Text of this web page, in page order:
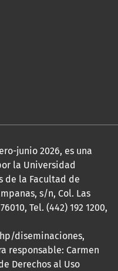
junio 2026, es una
la Universidad
de la Facultad de
s/n, Col. Las
Tel. (442) 192 1200,
diseminaciones,
responsable: Carmen
Derechos al Uso